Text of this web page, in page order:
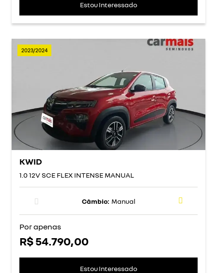
Estou Interessado
2023/2024
KWID
1.0 12V SCE FLEX INTENSE MANUAL
Câmbio: Manual
Por apenas
R$ 54.790,00
Estou Interessado